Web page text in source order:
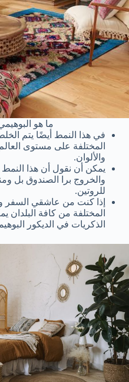
ما هو
في هذا النمط أيضًا يتم
المختلفة على مستوى
والألوان.
يمكن أن نقول أن هذا
والخروج برا الصندوق بل
للروتين.
إذا كنت من عاشقي السفر
المختلفة من كافة البلدان
الذكريات في الديكور